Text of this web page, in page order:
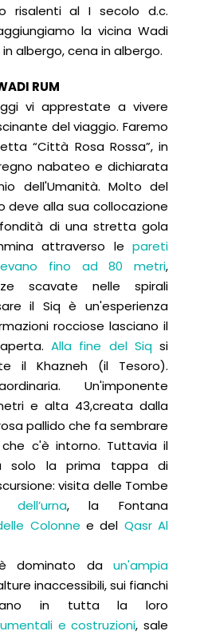
risalenti al I secolo d.c.
la vicina Wadi
albergo, cena in albergo.
RUM
vi apprestate a vivere
del viaggio. Faremo
“Città Rosa Rossa”, in
nabateo e dichiarata
dell'Umanità. Molto del
deve alla sua collocazione
di una stretta gola
attraverso le pareti
fino ad 80 metri,
scavate nelle spirali
il Siq è un'esperienza
rocciose lasciano il
Alla fine del Siqsi
il Khazneh (il Tesoro).
Un'imponente
e alta 43,creata dalla
pallido che fa sembrare
c'è intorno. Tuttavia il
solo la prima tappa di
visita delle Tombe
dell’urna, la Fontana
Colonne e del Qasr Al
dominato da un'ampia
inaccessibili, sui fianchi
in tutta la loro
e costruzioni, sale